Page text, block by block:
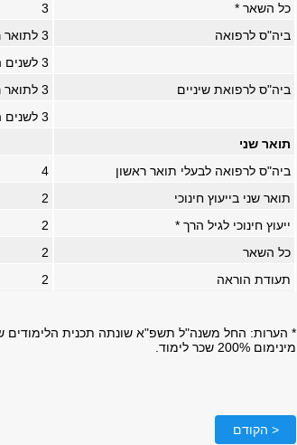
כל השאר *
3
ביה"ס לרפואה
3 לתואר ראשון
3 לשנים הקליניות
ביה"ס לרפואת שיניים
3 לתואר ראשון
3 לשנים הקליניות
תואר שני
ביה"ס לרפואה לבעלי תואר ראשון
4
תואר שני בייעוץ חינוכי
2
ייעוץ חינוכי לגיל הרך *
2
כל השאר
2
תעודת הוראה
2
* הערות: החל משנה"ל תשפ"א שונתה תכנית הלימודים של
מינימום 200% שכר לימוד.
< הקודם